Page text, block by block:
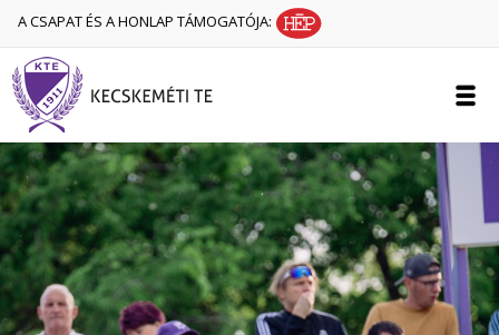
A CSAPAT ÉS A HONLAP TÁMOGATÓJA: